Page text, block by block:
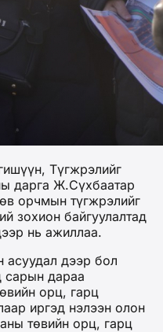
Түгжрэлийг
дарга Ж.Сүхбаатар
орчмын түгжрэлийг
зохион байгуулалтад
нь ажиллаа.
асуудал дээр бол
сарын дараа
орц, гарц
иргэд нэлээн олон
төвийн орц, гарц